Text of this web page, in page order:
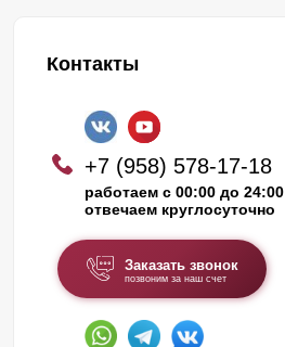
Контакты
+7 (958) 578-17-18
работаем с 00:00 до 24:00
отвечаем круглосуточно
Заказать звонок
позвоним за наш счет